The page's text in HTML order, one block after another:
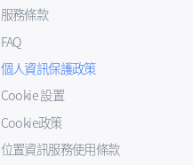
服務條款
FAQ
個人資訊保護政策
Cookie 設置
Cookie政策
位置資訊服務使用條款